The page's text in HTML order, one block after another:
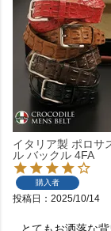
イタリア製 ポロサ
ル バックル 4FA
購入者
投稿日 2025/10/14
とてもお洒落な